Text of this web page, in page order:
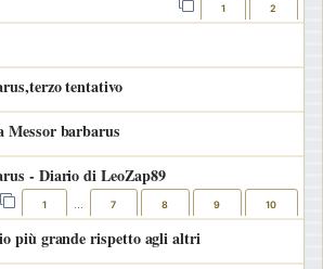
1 2
tentativo
Messor barbarus
- Diario di LeoZap89
1 … 7 8 9 10
più grande rispetto agli altri